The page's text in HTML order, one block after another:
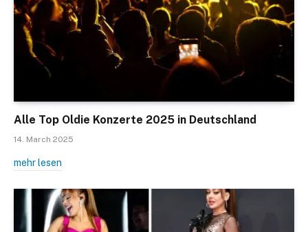
Alle Top Oldie Konzerte 2025 in Deutschland
14. March 2025
mehr lesen